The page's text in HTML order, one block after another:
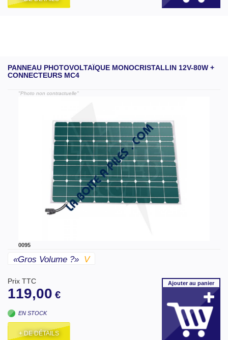
PANNEAU PHOTOVOLTAÏQUE MONOCRISTALLIN 12V-80W +
CONNECTEURS MC4
"Photo non contractuelle"
0095
«gros Volume ?» V
Prix TTC
119,00 €
EN STOCK
+ DE DÉTAILS
Ajouterau panier